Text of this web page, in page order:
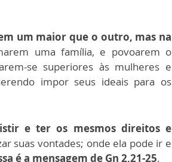
um maior que o outro, mas na
uma família, e povoarem o
se superiores às mulheres e
impor seus ideais para os
e ter os mesmos direitos e
suas vontades; onde ela pode ir e
é a mensagem de Gn 2,21-25.